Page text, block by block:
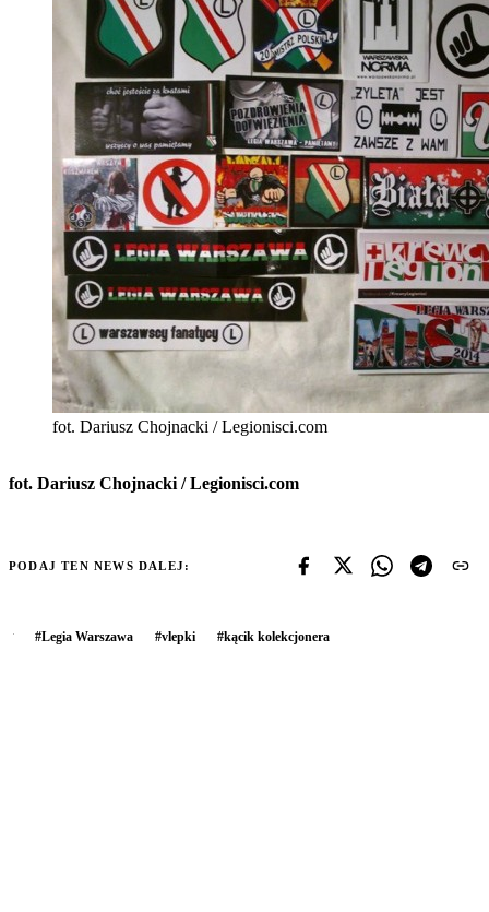
fot. Dariusz Chojnacki / Legionisci.com
fot. Dariusz Chojnacki / Legionisci.com
PODAJ TEN NEWS DALEJ:
#Legia Warszawa #vlepki #kącik kolekcjonera